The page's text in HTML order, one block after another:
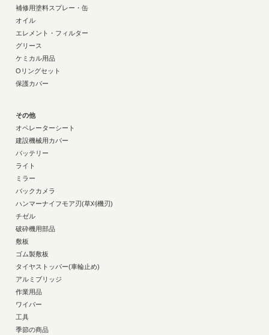
補修用塗料スプレー・缶
オイル
エレメント・フィルター
グリース
ケミカル用品
Oリングセット
保護カバー
その他
オペレーターシート
建設機械用カバー
バッテリー
ライト
ミラー
バックカメラ
ハンマーナイフモア刃(草刈機刃)
チゼル
破砕機用部品
敷板
ゴム製敷板
タイヤストッパー(車輪止め)
アルミブリッジ
作業用品
ワイパー
工具
季節の商品